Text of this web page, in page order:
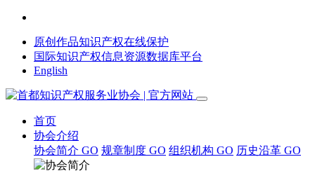
原创作品知识产权在线保护
国际知识产权信息资源数据库平台
English
首页
协会介绍
协会简介 GO 规章制度 GO 组织机构 GO 历史沿革 GO